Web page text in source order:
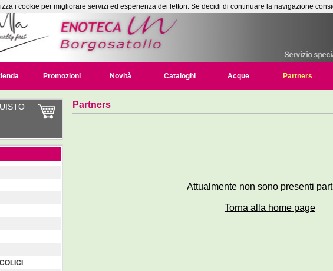
Promozioni Novità Cataloghi Acque Partners
Partners
Attualmente non sono presenti
Torna alla home page
i cookie per migliorare servizi ed esperienza dei lettori. Se decidi di continuare la navigazione